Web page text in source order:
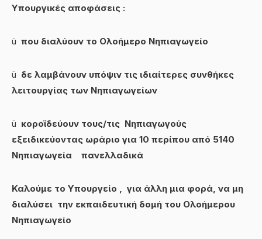
Υπουργικές αποφάσεις :
ü που διαλύουν το Ολοήμερο Νηπιαγωγείο
ü δε λαμβάνουν υπόψιν τις ιδιαίτερες συνθήκες
λειτουργίας των Νηπιαγωγείων
ü κοροϊδεύουν τους/τις Νηπιαγωγούς
εξειδικεύοντας ωράριο για 10 περίπου από 5140
Νηπιαγωγεία πανελλαδικά
Καλούμε το Υπουργείο , για άλλη μια φορά, να μη
διαλύσει την εκπαιδευτική δομή του Ολοήμερου
Νηπιαγωγείο